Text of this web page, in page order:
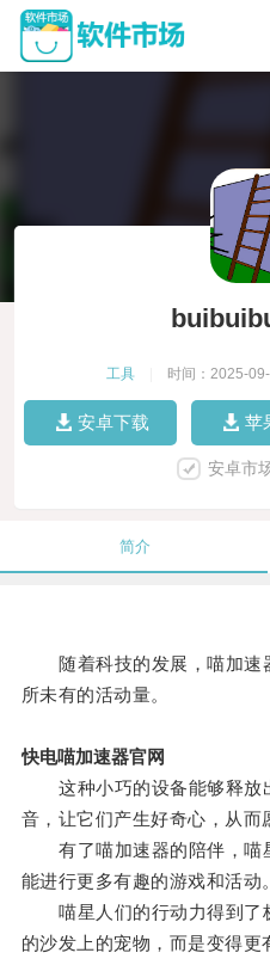
工具 时间：2025-
安卓下载 苹
安卓市
简介
随着科技的发展，喵加速
所未有的活动量。
快电喵加速器官网
这种小巧的设备能够释放
音，让它们产生好奇心，从而
有了喵加速器的陪伴，喵
能进行更多有趣的游戏和活动。
喵星人们的行动力得到了
的沙发上的宠物，而是变得更